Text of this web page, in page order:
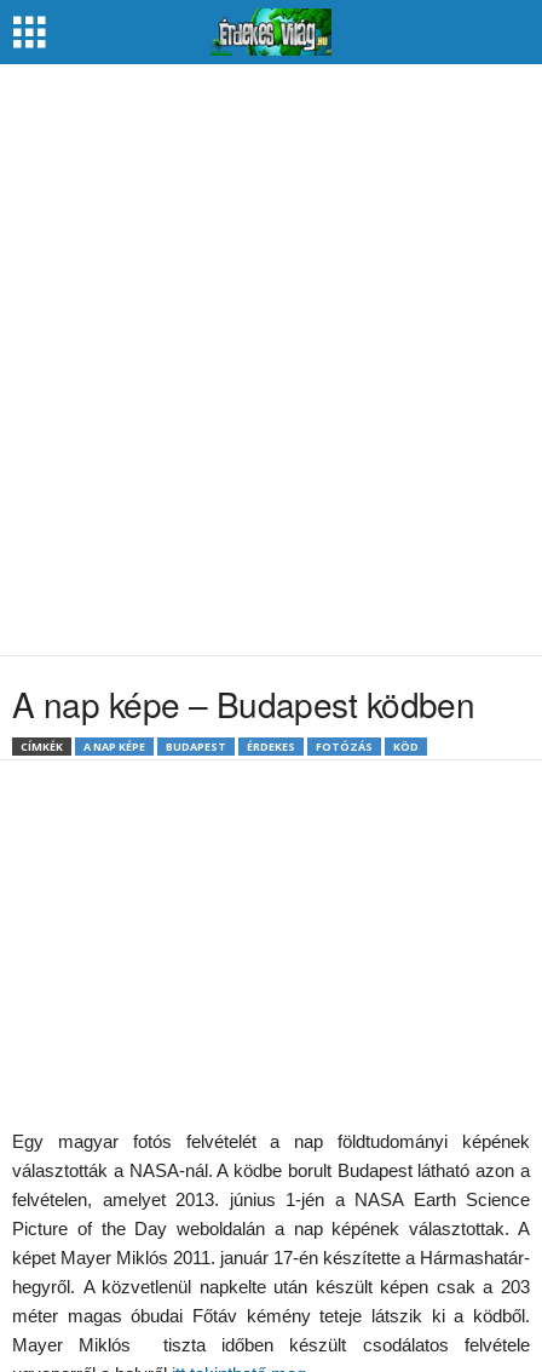
A nap képe – Budapest ködben
CÍMKÉK A NAP KÉPE BUDAPEST ÉRDEKES FOTÓZÁS KÖD
Egy magyar fotós felvételét a nap földtudományi képének
választották a NASA-nál. A ködbe borult Budapest látható azon a
felvételen, amelyet 2013. június 1-jén a NASA Earth Science
Picture of the Day weboldalán a nap képének választottak. A
képet Mayer Miklós 2011. január 17-én készítette a Hármashatár-
hegyről. A közvetlenül napkelte után készült képen csak a 203
méter magas óbudai Főtáv kémény teteje látszik ki a ködből.
Mayer Miklós tiszta időben készült csodálatos felvétele